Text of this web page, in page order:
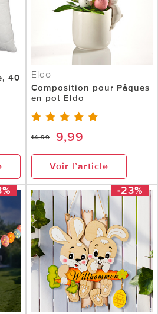
40
Eldo
Composition pour Pâques
en pot Eldo
14,99 9,99
Voir l’article
-23%